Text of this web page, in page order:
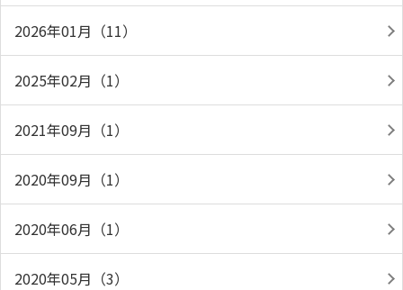
2026年01月（11）
2025年02月（1）
2021年09月（1）
2020年09月（1）
2020年06月（1）
2020年05月（3）